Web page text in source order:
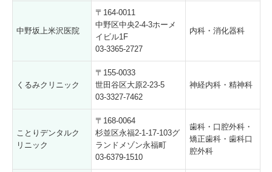
中野坂上米沢医院
〒164-0011
中野区中央2-4-3ホーメ
イビル1F
03-3365-2727
内科・消化器科
くるみクリニック
〒155-0033
世田谷区大原2-23-5
03-3327-7462
神経内科・精神科
ことりデンタルク
リニック
〒168-0064
杉並区永福2-1-17-103グ
ランドメゾン永福町
03-6379-1510
歯科・口腔外科・
矯正歯科・歯科口
腔外科